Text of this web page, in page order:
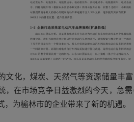
文化，煤炭、天然气等资源储量丰
，在市场竞争日益激烈的今天，急
为榆林市的企业带来了新的机遇。